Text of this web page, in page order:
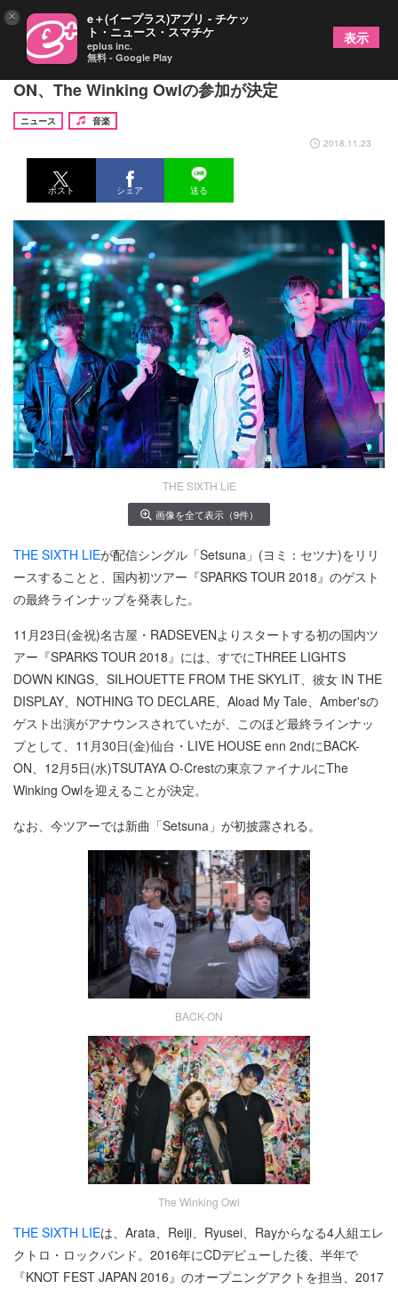
THE SIXTH LIE 国内初ツアーのゲストにBACK-
ON、The Winking Owlの参加が決定
ニュース
音楽
2018.11.23
ポスト シェア 送る
THE SIXTH LIE
画像を全て表示（9件）
THE SIXTH LIEが配信シングル「Setsuna」(ヨミ：セツナ)をリリ
ースすることと、国内初ツアー『SPARKS TOUR 2018』のゲスト
の最終ラインナップを発表した。
11月23日(金祝)名古屋・RADSEVENよりスタートする初の国内ツ
アー『SPARKS TOUR 2018』には、すでにTHREE LIGHTS
DOWN KINGS、SILHOUETTE FROM THE SKYLIT、彼女 IN THE
DISPLAY、NOTHING TO DECLARE、Aload My Tale、Amber'sの
ゲスト出演がアナウンスされていたが、このほど最終ラインナッ
プとして、11月30日(金)仙台・LIVE HOUSE enn 2ndにBACK-
ON、12月5日(水)TSUTAYA O-Crestの東京ファイナルにThe
Winking Owlを迎えることが決定。
なお、今ツアーでは新曲「Setsuna」が初披露される。
BACK-ON
The Winking Owl
THE SIXTH LIEは、Arata、Reiji、Ryusei、Rayからなる4人組エレ
クトロ・ロックバンド。2016年にCDデビューした後、半年で
『KNOT FEST JAPAN 2016』のオープニングアクトを担当、2017
× e＋(イープラス)アプリ - チケッ
ト・ニュース・スマチケ
eplus inc.
無料 - Google Play
表示